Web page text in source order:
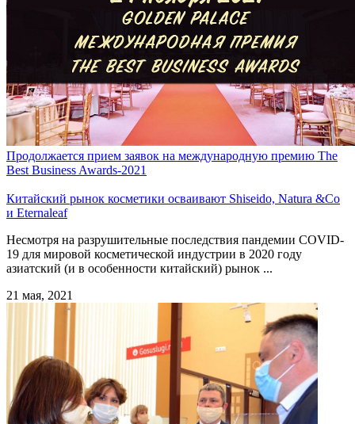
Продолжается прием заявок на международную премию The
Best Business Awards-2021
Китайский рынок косметики осваивают Shiseido, Natura &Co
и Eternaleaf
Несмотря на разрушительные последствия пандемии COVID-
19 для мировой косметической индустрии в 2020 году
азиатский (и в особенности китайский) рынок ...
21 мая, 2021